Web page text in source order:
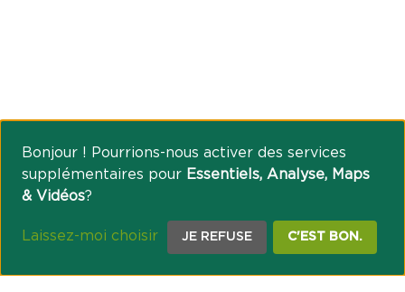
Bonjour ! Pourrions-nous activer des services
supplémentaires pour Essentiels, Analyse, Maps
& Vidéos?
Laissez-moi choisir JE REFUSE C'EST BON.